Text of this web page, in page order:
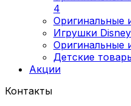
4
Оригинальные
Игрушки
Оригинальные
Детские
Акции
Контакты